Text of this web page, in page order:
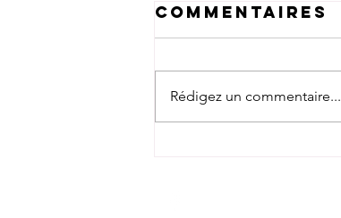
Commentaires
Rédigez un commentaire...